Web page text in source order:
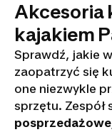
Akcesoria
kajakiem
Sprawdź, jakie w
zaopatrzyć się
one niezwykle
sprzętu. Zespół